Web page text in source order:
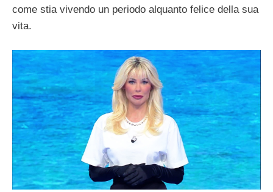
come stia vivendo un periodo alquanto felice della sua
vita.